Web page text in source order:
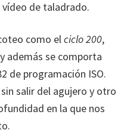
de taladrado.
como elciclo 200,
y además se comporta
de programación ISO.
salir del agujero y otro
en la que nos